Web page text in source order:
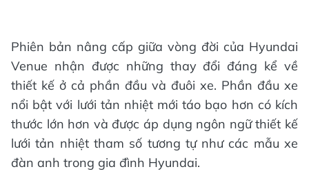
Phiên bản nâng cấp giữa vòng đời của Hyundai
Venue nhận được những thay đổi đáng kể về
thiết kế ở cả phần đầu và đuôi xe. Phần đầu xe
nổi bật với lưới tản nhiệt mới táo bạo hơn có kích
thước lớn hơn và được áp dụng ngôn ngữ thiết kế
lưới tản nhiệt tham số tương tự như các mẫu xe
đàn anh trong gia đình Hyundai.